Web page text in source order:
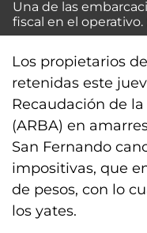
Una de las
fiscal en el operativo.
Los propietarios
retenidas este
Recaudación de
(ARBA) en
San Fernando
impositivas, que
de pesos, con lo
los yates.